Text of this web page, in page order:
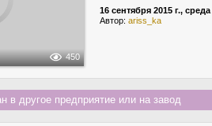
450
16 сентября 2015 г., среда
Автор: ariss_ka
в другое предприятие или на завод